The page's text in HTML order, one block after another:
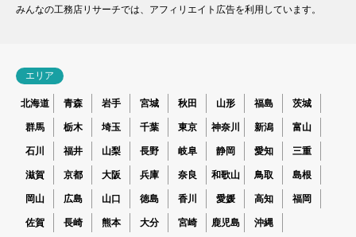
みんなの工務店リサーチでは、アフィリエイト広告を利用しています。
エリア
北海道 青森 岩手 宮城 秋田 山形 福島 茨城
群馬 栃木 埼玉 千葉 東京 神奈川 新潟 富山
石川 福井 山梨 長野 岐阜 静岡 愛知 三重
滋賀 京都 大阪 兵庫 奈良 和歌山 鳥取 島根
岡山 広島 山口 徳島 香川 愛媛 高知 福岡
佐賀 長崎 熊本 大分 宮崎 鹿児島 沖縄